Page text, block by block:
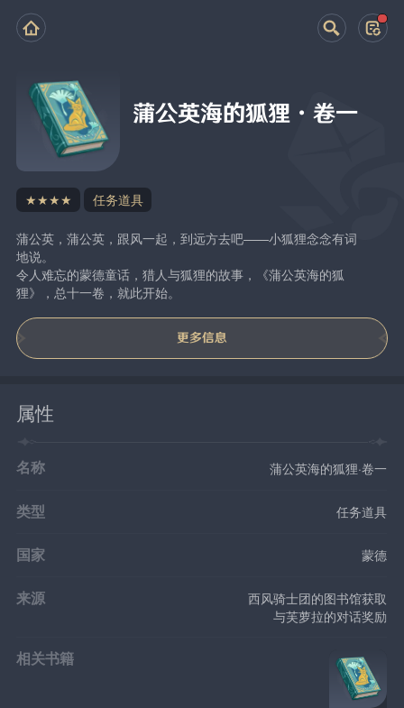
蒲公英海的狐狸·卷一
★★★★ 任务道具
蒲公英，蒲公英，跟风一起，到远方去吧——小狐狸念念有词
地说。
令人难忘的蒙德童话，猎人与狐狸的故事，《蒲公英海的狐
狸》，总十一卷，就此开始。
更多信息
属性
名称 蒲公英海的狐狸·卷一
类型 任务道具
国家 蒙德
来源
西风骑士团的图书馆获取
与芙萝拉的对话奖励
相关书籍